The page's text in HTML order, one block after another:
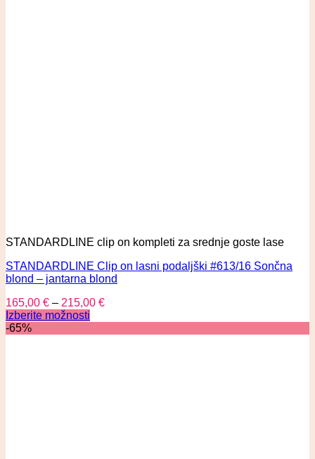
STANDARDLINE clip on kompleti za srednje goste lase
STANDARDLINE Clip on lasni podaljški #613/16 Sončna
blond – jantarna blond
165,00 € – 215,00 €
Izberite možnosti
-65%